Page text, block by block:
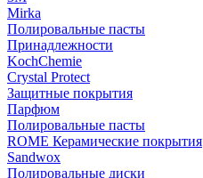
Mirka
Полировальные пасты
Принадлежности
KochChemie
Crystal Protect
Защитные покрытия
Парфюм
Полировальные пасты
ROME Керамические покрытия
Sandwox
Полировальные диски